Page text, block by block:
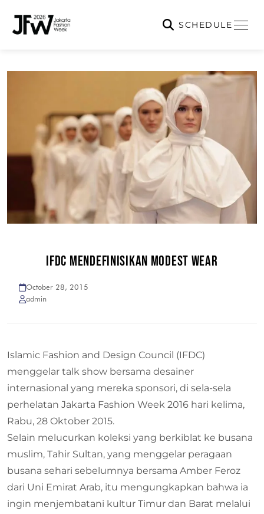
SCHEDULE
IFDC MENDEFINISIKAN MODEST WEAR
October 28, 2015
admin
Islamic Fashion and Design Council (IFDC)
menggelar talk show bersama desainer
internasional yang mereka sponsori, di sela-sela
perhelatan Jakarta Fashion Week 2016 hari kelima,
Rabu, 28 Oktober 2015.
Selain melucurkan koleksi yang berkiblat ke busana
muslim, Tahir Sultan, yang menggelar peragaan
busana sehari sebelumnya bersama Amber Feroz
dari Uni Emirat Arab, itu mengungkapkan bahwa ia
ingin menjembatani kultur Timur dan Barat melalui